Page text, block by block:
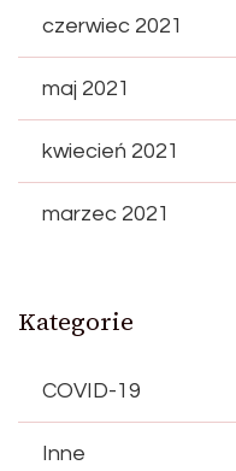
czerwiec 2021
maj 2021
kwiecień 2021
marzec 2021
Kategorie
COVID-19
Inne